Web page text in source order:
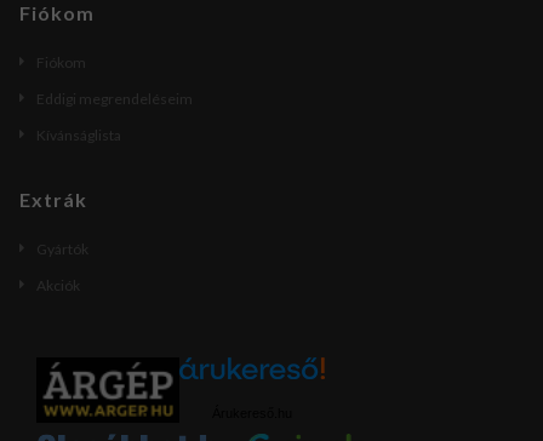
Fiókom
Fiókom
Eddigi megrendeléseim
Kívánságlista
Extrák
Gyártók
Akciók